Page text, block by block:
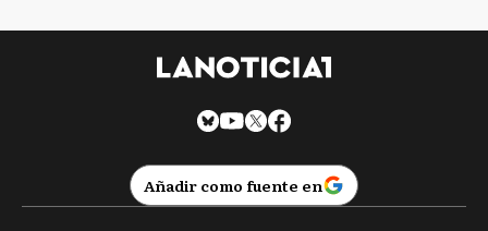
Añadir como fuente en